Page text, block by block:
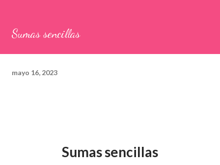
Sumas sencillas
mayo 16, 2023
Sumas sencillas